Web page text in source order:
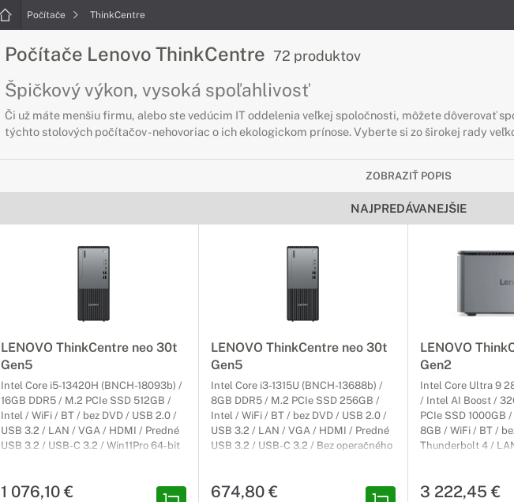
Počítače ThinkCentre
Počítače Lenovo ThinkCentre 72 produktov
Špičkový výkon, vysoká spoľahlivosť
Či už máte menšiu firmu, alebo ste vedúcim IT oddelenia veľkej spoločnosti, môžete dôverovať
týchto stolových počítačov - nehovoriac o ich ekologickom prínose. Vyberte si zo širokej rady
ZOBRAZIŤ POPIS
NAJPREDÁVANEJŠIE
LENOVO ThinkCentre neo 30t
Gen5
Intel Core i5-13420H (BNCH-18093b) /
16GB DDR5 / M.2 PCIe SSD 512GB /
Intel / WiFi / BT / bez DVD / USB 2.0 /
USB 3.2 / LAN / VGA / HDMI / Predné
USB 3.2 / USB-C 3.2 / Win11Pro 64-bit
1 076,10 €
LENOVO ThinkCentre neo 30t
Gen5
Intel Core i3-1315U (BNCH-13688b) /
8GB DDR5 / M.2 PCIe SSD 256GB /
Intel / WiFi / BT / bez DVD / USB 2.0 /
USB 3.2 / LAN / VGA / HDMI / Predné
USB 3.2 / USB-C 3.2 / Bez operačného
674,80 €
LENOVO
Gen2
Intel Core Ultra 9
/ Intel AI Boost /
PCIe SSD 1000GB
8GB / WiFi / BT /
Thunderbolt 4 /
Form Factor / 3r
3 222,45 €